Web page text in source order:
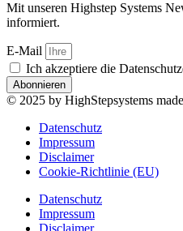
Mit unseren Highstep Systems
informiert.
E-Mail
Ich akzeptiere die
Abonnieren
© 2025 by HighStepsystems
Datenschutz
Impressum
Disclaimer
Cookie-Richtlinie (EU)
Datenschutz
Impressum